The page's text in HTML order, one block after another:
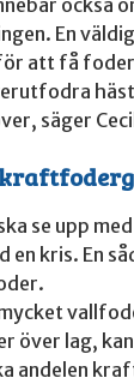
En
att få
säger
se upp
en kris. En
över lag,
andelen